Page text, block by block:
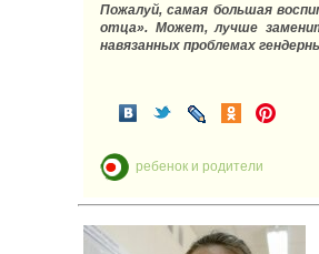
Пожалуй, самая большая
отца». Может, лучше
навязанных проблемах
ребенок и родители